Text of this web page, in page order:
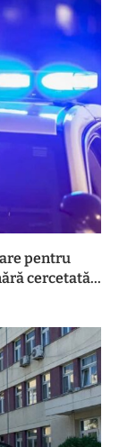
pentru
cercetată...